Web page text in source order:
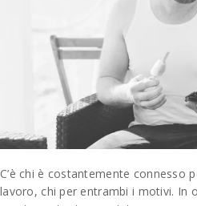
C’è chi è costantemente connesso
lavoro, chi per entrambi i motivi. In